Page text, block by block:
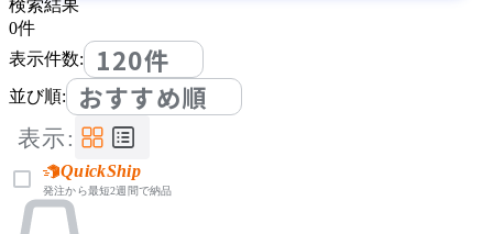
検索結果
0件
表示件数:
120件
並び順: おすすめ順
表示:
QuickShip
発注から最短2週間で納品